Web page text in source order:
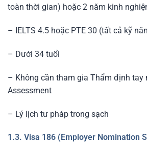
toàn thời gian) hoặc 2 năm kinh
– IELTS 4.5 hoặc PTE 30 (tất cả kỹ
– Dưới 34 tuổi
– Không cần tham gia Thẩm định tay
Assessment
– Lý lịch tư pháp trong sạch
1.3. Visa 186 (Employer Nomination